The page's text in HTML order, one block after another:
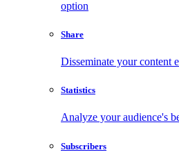
option
Share
Disseminate your content
Statistics
Analyze your audience's
Subscribers